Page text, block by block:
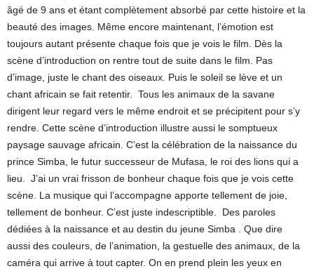
âgé de 9 ans et étant complètement absorbé par cette histoire et la
beauté des images. Même encore maintenant, l’émotion est
toujours autant présente chaque fois que je vois le film. Dès la
scène d’introduction on rentre tout de suite dans le film. Pas
d’image, juste le chant des oiseaux. Puis le soleil se lève et un
chant africain se fait retentir. Tous les animaux de la savane
dirigent leur regard vers le même endroit et se précipitent pour s’y
rendre. Cette scène d’introduction illustre aussi le somptueux
paysage sauvage africain. C’est la célébration de la naissance du
prince Simba, le futur successeur de Mufasa, le roi des lions qui a
lieu. J’ai un vrai frisson de bonheur chaque fois que je vois cette
scène. La musique qui l’accompagne apporte tellement de joie,
tellement de bonheur. C’est juste indescriptible. Des paroles
dédiées à la naissance et au destin du jeune Simba . Que dire
aussi des couleurs, de l’animation, la gestuelle des animaux, de la
caméra qui arrive à tout capter. On en prend plein les yeux en